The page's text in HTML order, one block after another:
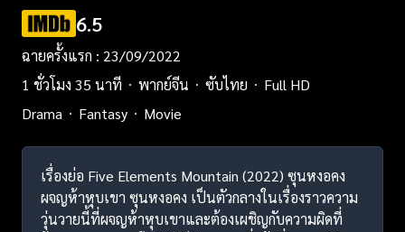
6.5
ฉายครั้งแรก : 23/09/2022
1 ชั่วโมง 35 นาที
พากย์จีน ซับไทย
Full HD
Drama
Fantasy Movie
เรื่องย่อ Five Elements Mountain (2022) ซุนหงอคง
ผจญห้าหุบเขา ซุนหงอคง เป็นตัวกลางในเรื่องราวความ
วุ่นวายนี้ที่ผจญห้าหุบเขาและต้องเผชิญกับความผิดที่